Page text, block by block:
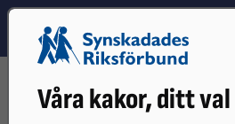
Våra kakor, ditt val
Hoppa till innehåll
Hoppa till hitta snabbt
DISTRIKT
SRF STOCKHOLM GOTLAND